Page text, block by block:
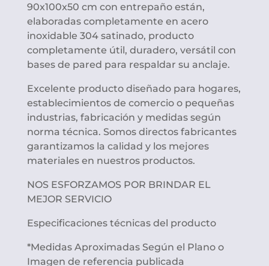
90x100x50 cm con entrepaño están,
elaboradas completamente en acero
inoxidable 304 satinado, producto
completamente útil, duradero, versátil con
bases de pared para respaldar su anclaje.
Excelente producto diseñado para hogares,
establecimientos de comercio o pequeñas
industrias, fabricación y medidas según
norma técnica. Somos directos fabricantes
garantizamos la calidad y los mejores
materiales en nuestros productos.
NOS ESFORZAMOS POR BRINDAR EL
MEJOR SERVICIO
Especificaciones técnicas del producto
*Medidas Aproximadas Según el Plano o
Imagen de referencia publicada